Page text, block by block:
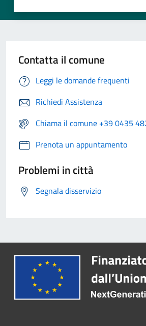
Contatta il comune
Leggi le domande frequenti
Richiedi Assistenza
Chiama il comune +39 0435
Prenota un appuntamento
Problemi in città
Segnala disservizio